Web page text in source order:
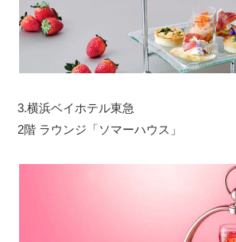
3.横浜ベイホテル東急
2階 ラウンジ「ソマーハウス」